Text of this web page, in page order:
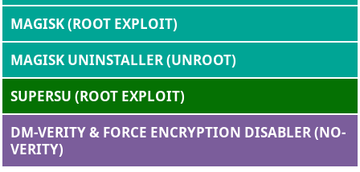
MAGISK (ROOT EXPLOIT)
MAGISK UNINSTALLER (UNROOT)
SUPERSU (ROOT EXPLOIT)
DM-VERITY & FORCE ENCRYPTION DISABLER (NO-
VERITY)